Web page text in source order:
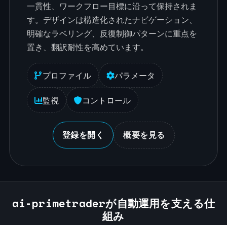
一貫性、ワークフロー目標に沿って保持されま
す。デザインは構造化されたナビゲーション、
明確なラベリング、反復制御パターンに重点を
置き、翻訳耐性を高めています。
プロファイル パラメータ
監視 コントロール
登録を開く 概要を見る
ai-primetraderが自動運用を支える仕
組み